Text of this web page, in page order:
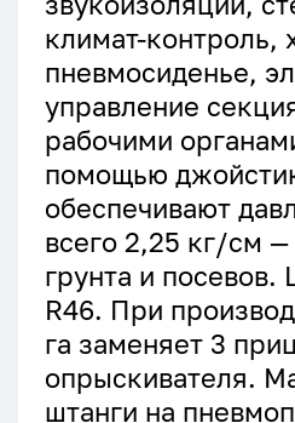
климат-контроль,
пневмосиденье,
управление
рабочими
помощью
обеспечивают
всего 2,25 кг/см
грунта и
R46. При
га заменяет 3
опрыскивателя.
штанги на